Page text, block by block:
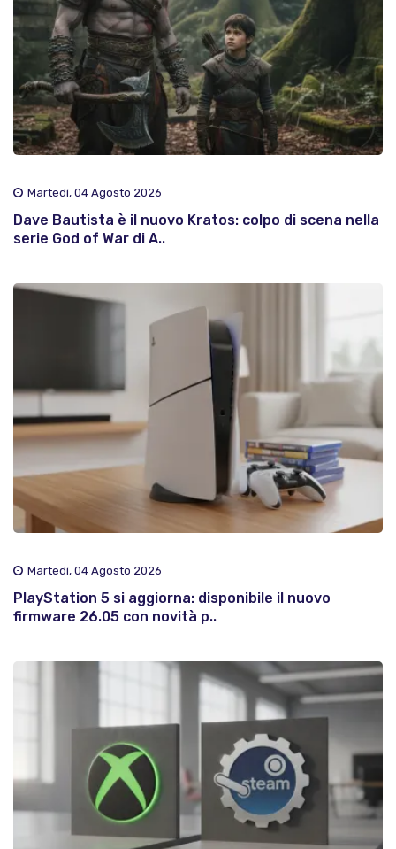
Martedì, 04 Agosto 2026
Dave Bautista è il nuovo Kratos: colpo di scena nella
serie God of War di A..
Martedì, 04 Agosto 2026
PlayStation 5 si aggiorna: disponibile il nuovo
firmware 26.05 con novità p..